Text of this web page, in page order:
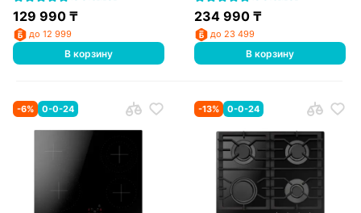
129 990₸
до 12 999
В корзину
234 990 ₸
до 23 499
В корзину
-6% 0-0-24 -13% 0-0-24